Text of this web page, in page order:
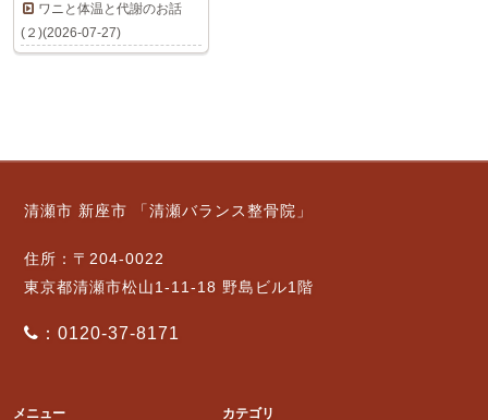
ワニと体温と代謝のお話
(２)(2026-07-27)
清瀬市 新座市 「清瀬バランス整骨院」
住所：〒204-0022
東京都清瀬市松山1-11-18 野島ビル1階
：0120-37-8171
メニュー カテゴリ